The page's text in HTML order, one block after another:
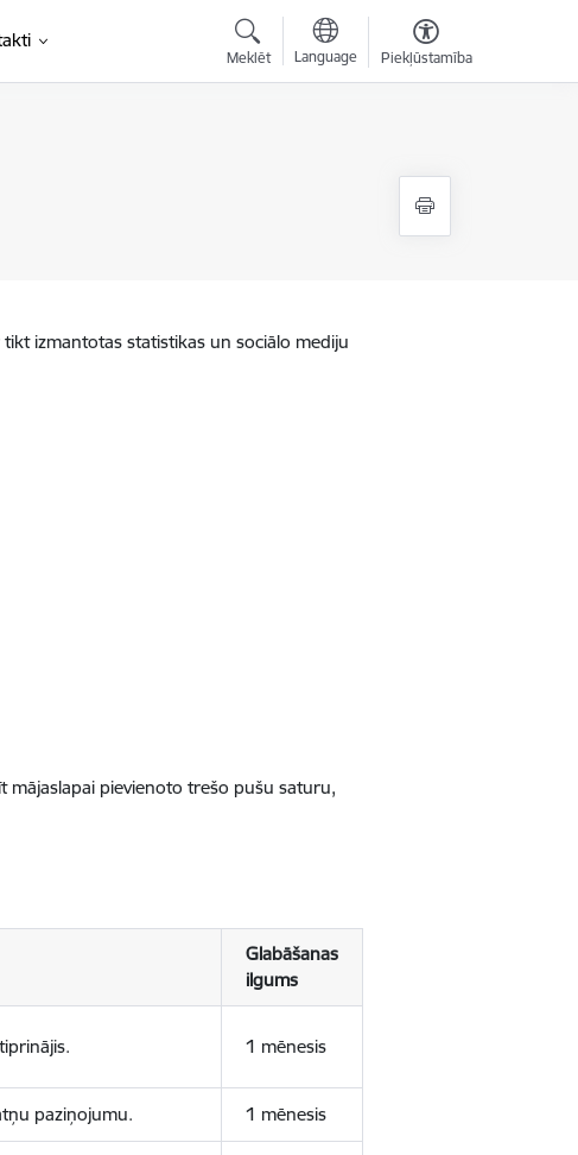
Meklēt Language Piekļūstamība
izmantotas statistikas un sociālo mediju
mājaslapai pievienoto trešo pušu saturu,
Glabāšanas
ilgums
1 mēnesis
paziņojumu. 1 mēnesis